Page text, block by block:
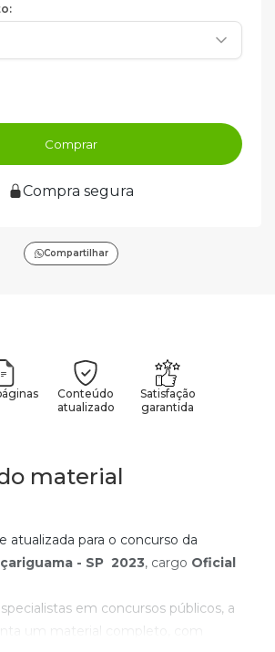
Comprar
Compra segura
Compartilhar
Conteúdo
atualizado
Satisfação
garantida
material
atualizada para o concurso da
- SP 2023, cargo Oficial
em concursos públicos, a
um material completo, com